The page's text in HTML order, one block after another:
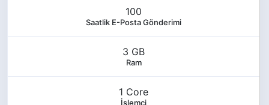
100
Saatlik E-Posta Gönderimi
3 GB
Ram
1 Core
İşlemci